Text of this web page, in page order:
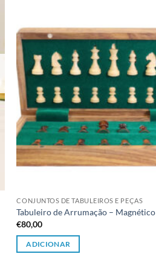
CONJUNTOS DE TABULEIROS E PEÇAS
Tabuleiro de Arrumação – Magnético
€80,00
ADICIONAR